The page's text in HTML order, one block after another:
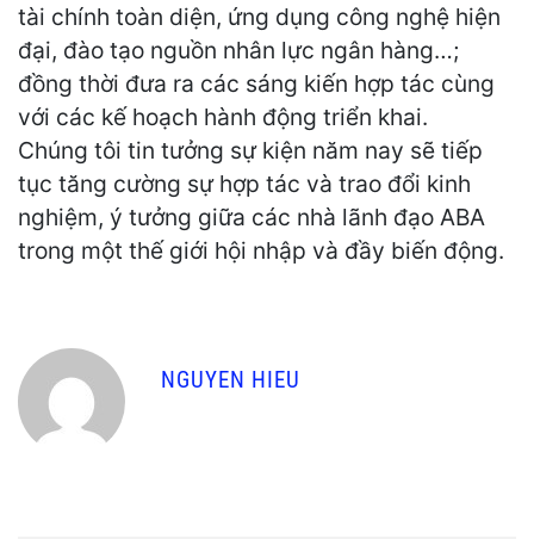
tài chính toàn diện, ứng dụng công nghệ hiện
đại, đào tạo nguồn nhân lực ngân hàng…;
đồng thời đưa ra các sáng kiến hợp tác cùng
với các kế hoạch hành động triển khai.
Chúng tôi tin tưởng sự kiện năm nay sẽ tiếp
tục tăng cường sự hợp tác và trao đổi kinh
nghiệm, ý tưởng giữa các nhà lãnh đạo ABA
trong một thế giới hội nhập và đầy biến động.
NGUYEN HIEU